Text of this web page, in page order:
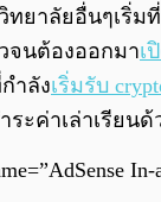
ยาลัยอื่นๆเริ่ม
จนต้องออกมาเ
ำลังเริ่มรับ
ะค่าเล่าเรียนด้